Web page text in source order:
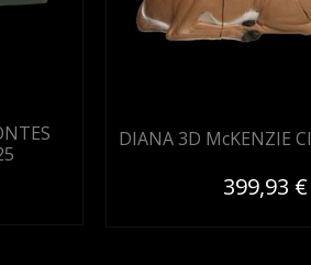
DIANA 3D McKENZIE
399,93 €